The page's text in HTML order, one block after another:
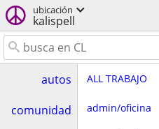
ubicación
kalispell
autos
comunidad
ALL TRABAJO
admin/oficina